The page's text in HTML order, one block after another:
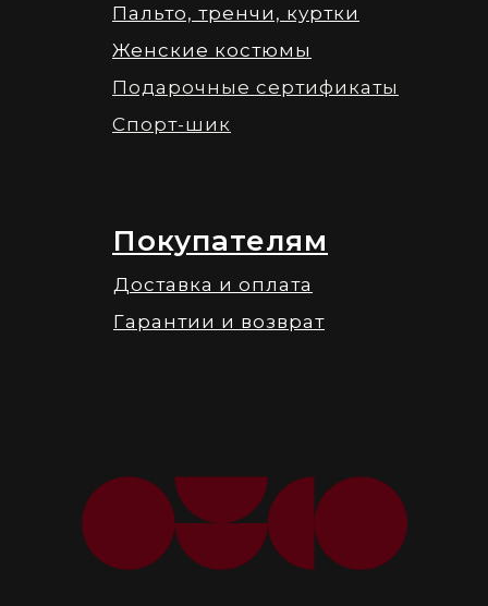
Доставка и оплата
Гарантии и возврат
Покупателям
Пальто, тренчи, куртки
Женские костюмы
Подарочные сертификаты
Спорт-шик